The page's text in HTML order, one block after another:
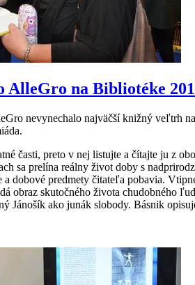
AlleGro na Bibliotéke
nevynechalo najväčší knižný veľtrh
časti, preto v nej listujte a čítajte ju z
sa prelína reálny život doby s
a dobové predmety čitateľa pobavia.
obraz skutočného života chudobného
Jánošík ako junák slobody. Básnik